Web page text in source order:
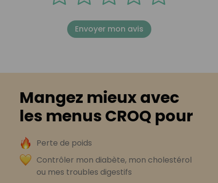
Envoyer mon avis
Mangez mieux avec
les menus CROQ pour
Perte de poids
Contrôler mon diabète, mon cholestérol
ou mes troubles digestifs